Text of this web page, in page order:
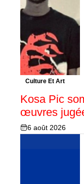
Culture Et Art
Kosa Pic
œuvres
6 août 2026